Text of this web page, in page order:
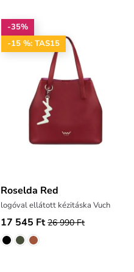
-35%
-15 %: TAS15
Roselda Red
logóval ellátott kézitáska Vuch
17 545 Ft 26 990 Ft